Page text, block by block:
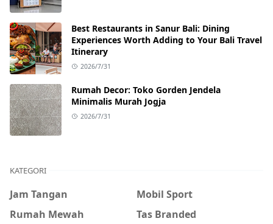
Best Restaurants in Sanur Bali: Dining
Experiences Worth Adding to Your Bali Travel
Itinerary
2026/7/31
Rumah Decor: Toko Gorden Jendela
Minimalis Murah Jogja
2026/7/31
KATEGORI
Jam Tangan
Mobil Sport
Rumah Mewah
Tas Branded